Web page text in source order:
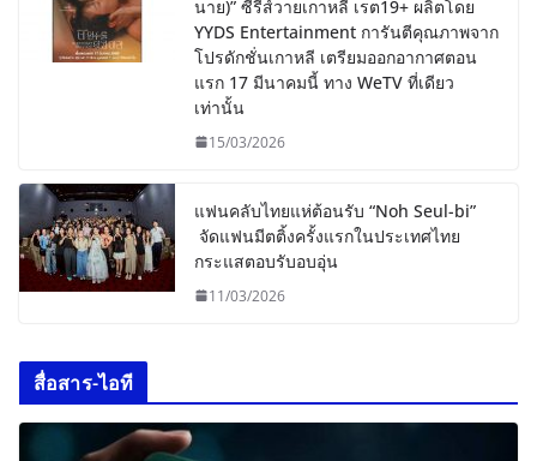
นาย)” ซีรีส์วายเกาหลี เรต19+ ผลิตโดย
YYDS Entertainment การันตีคุณภาพจาก
โปรดักชั่นเกาหลี เตรียมออกอากาศตอน
แรก 17 มีนาคมนี้ ทาง WeTV ที่เดียว
เท่านั้น
15/03/2026
แฟนคลับไทยแห่ต้อนรับ “Noh Seul-bi”
จัดแฟนมีตติ้งครั้งแรกในประเทศไทย
กระแสตอบรับอบอุ่น
11/03/2026
สื่อสาร-ไอที